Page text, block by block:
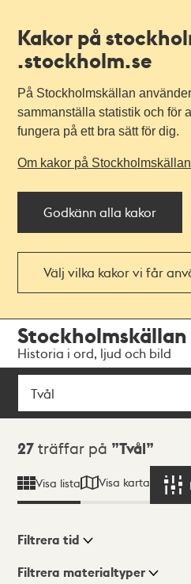
Kakor på
.stockholm.se
På Stockholmskällan
sammanställa statistik och för
fungera på ett bra sätt för dig.
Om kakor på Stockholmskällan
Godkänn alla kakor
Välj vilka kakor vi får
navigationen
huvudinnehållet
Stockholmskällan
Historia i ord, ljud och bild
Sök
Sökresultat
27 träffar på Tvål
Visa lista Visa karta
Visningsläge
Filtrera tid
Filtrera materialtyper